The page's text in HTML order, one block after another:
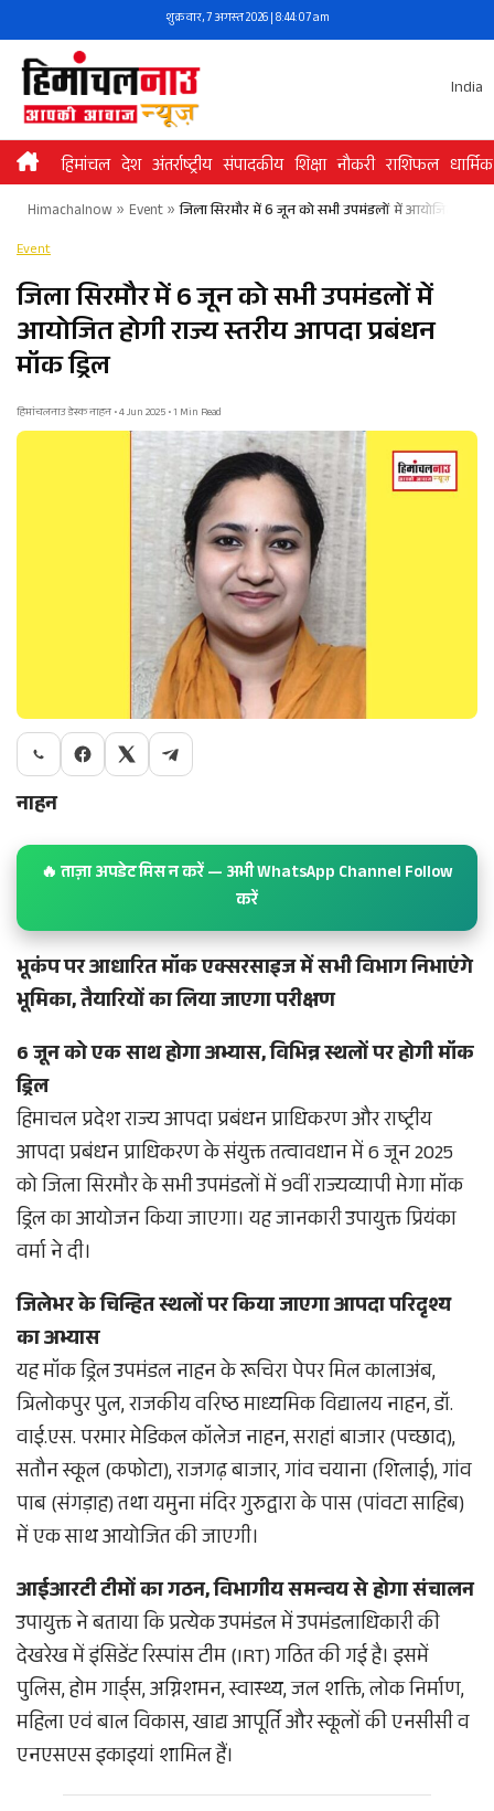
to
content
शुक्रवार, 7 अगस्त 2026 | 8:44:08 am
India
हिमांचल देश अंतर्राष्ट्रीय संपादकीय शिक्षा नौकरी राशिफल धार्मिक
Himachalnow» Event» जिला सिरमौर में 6 जून को सभी उपमंडलों में आयोजित होगी
Event
जिला सिरमौर में 6 जून को सभी उपमंडलों में
आयोजित होगी राज्य स्तरीय आपदा प्रबंधन
मॉक ड्रिल
हिमांचलनाउ डेस्क नाहन • 4 Jun 2025 • 1 Min Read
नाहन
🔥 ताज़ा अपडेट मिस न करें — अभी WhatsApp Channel Follow
करें
भूकंप पर आधारित मॉक एक्सरसाइज में सभी विभाग निभाएंगे
भूमिका, तैयारियों का लिया जाएगा परीक्षण
6 जून को एक साथ होगा अभ्यास, विभिन्न स्थलों पर होगी मॉक
ड्रिल
हिमाचल प्रदेश राज्य आपदा प्रबंधन प्राधिकरण और राष्ट्रीय
आपदा प्रबंधन प्राधिकरण के संयुक्त तत्वावधान में 6 जून 2025
को जिला सिरमौर के सभी उपमंडलों में 9वीं राज्यव्यापी मेगा मॉक
ड्रिल का आयोजन किया जाएगा। यह जानकारी उपायुक्त प्रियंका
वर्मा ने दी।
जिलेभर के चिन्हित स्थलों पर किया जाएगा आपदा परिदृश्य
का अभ्यास
यह मॉक ड्रिल उपमंडल नाहन के रूचिरा पेपर मिल कालाअंब,
त्रिलोकपुर पुल, राजकीय वरिष्ठ माध्यमिक विद्यालय नाहन, डॉ.
वाई.एस. परमार मेडिकल कॉलेज नाहन, सराहां बाजार (पच्छाद),
सतौन स्कूल (कफोटा), राजगढ़ बाजार, गांव चयाना (शिलाई), गांव
पाब (संगड़ाह) तथा यमुना मंदिर गुरुद्वारा के पास (पांवटा साहिब)
में एक साथ आयोजित की जाएगी।
आईआरटी टीमों का गठन, विभागीय समन्वय से होगा संचालन
उपायुक्त ने बताया कि प्रत्येक उपमंडल में उपमंडलाधिकारी की
देखरेख में इंसिडेंट रिस्पांस टीम (IRT) गठित की गई है। इसमें
पुलिस, होम गार्ड्स, अग्निशमन, स्वास्थ्य, जल शक्ति, लोक निर्माण,
महिला एवं बाल विकास, खाद्य आपूर्ति और स्कूलों की एनसीसी व
एनएसएस इकाइयां शामिल हैं।